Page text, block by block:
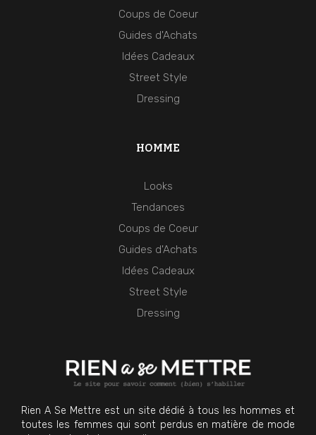
Rien A Se Mettre est un site dédié à tous les hommes et
toutes les femmes qui sont perdus en matière de mode
HOMME
Looks
Tendances
Coups de Coeur
Guides d'Achats
Idées Cadeaux
Street Style
Dressing
Coups de Coeur
Guides d'Achats
Idées Cadeaux
Street Style
Dressing